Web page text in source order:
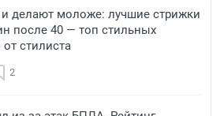
делают моложе: лучшие стрижки
после 40 — топ стильных
стилиста
2